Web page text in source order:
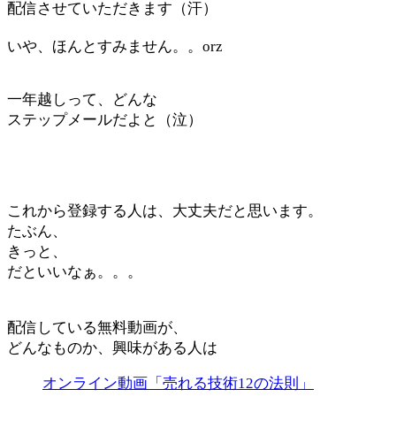
配信させていただきます（汗）
いや、ほんとすみません。。orz
一年越しって、どんな
ステップメールだよと（泣）
これから登録する人は、大丈夫だと思います。
たぶん、
きっと、
だといいなぁ。。。
配信している無料動画が、
どんなものか、興味がある人は
オンライン動画「売れる技術12の法則」